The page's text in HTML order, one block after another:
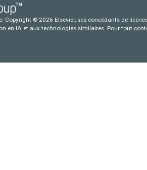
Copyright © 2026 Elsevier, ses concédants de
en IA et aux technologies similaires. Pour tout